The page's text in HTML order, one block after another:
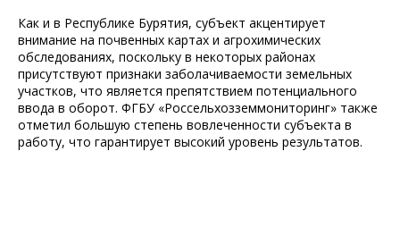
Как и в Республике Бурятия, субъект акцентирует
внимание на почвенных картах и агрохимических
обследованиях, поскольку в некоторых районах
присутствуют признаки заболачиваемости земельных
участков, что является препятствием потенциального
ввода в оборот. ФГБУ «Россельхозземмониторинг» также
отметил большую степень вовлеченности субъекта в
работу, что гарантирует высокий уровень результатов.